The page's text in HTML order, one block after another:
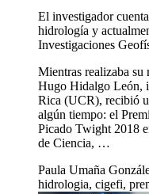
El investigador
hidrología y
Investigaciones
Mientras realizaba su
Hugo Hidalgo León,
Rica (UCR), recibió
algún tiempo: el
Picado Twight 2018
de Ciencia, …
Paula Umaña
hidrologia, cigefi,